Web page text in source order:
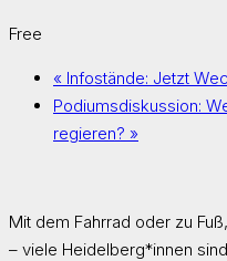
Free
« Infostände: Jetzt
Podiumsdiskussion:
regieren? »
Mit dem Fahrrad oder zu
– viele Heidelberg*innen